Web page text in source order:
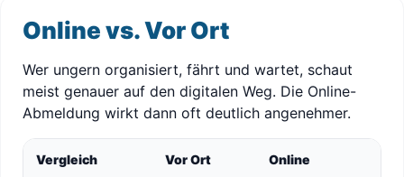
Online vs. Vor Ort
Wer ungern organisiert, fährt und wartet, schaut
meist genauer auf den digitalen Weg. Die Online-
Abmeldung wirkt dann oft deutlich angenehmer.
Vergleich Vor Ort Online